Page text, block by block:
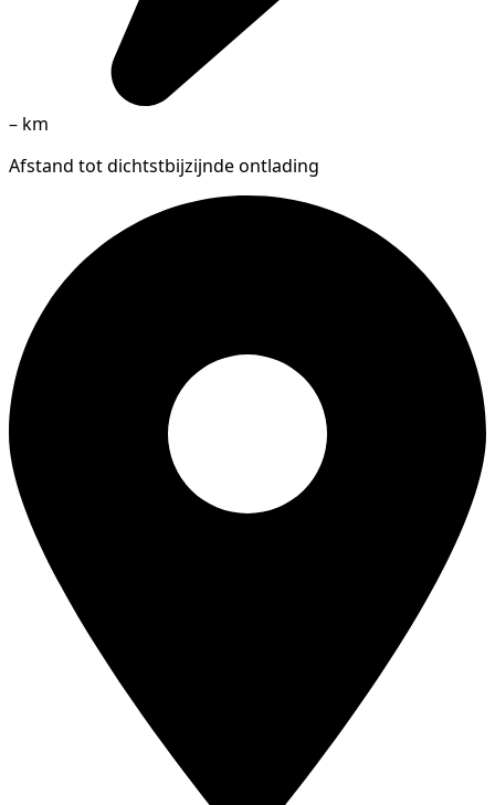
– km
Afstand tot dichtstbijzijnde ontlading